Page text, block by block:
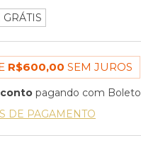
GRÁTIS
R$600,00 SEM JUROS
pagando com Boleto
DE PAGAMENTO